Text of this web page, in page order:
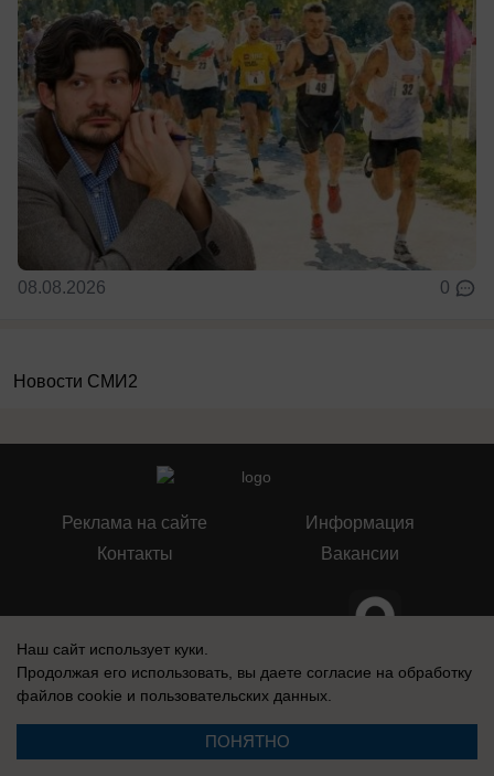
08.08.2026 0
Новости СМИ2
Реклама на сайте
Контакты
Информация
Вакансии
Запись о регистрации СМИ: Эл № ФС77-76112, выдано Федеральной
службой по надзору в сфере связи, информационных технологий и
массовых коммуникаций (Роскомнадзор) 12 июля 2019 г.
Наш сайт использует куки.
Продолжая его использовать, вы даете согласие на обработку
файлов cookie и пользовательских данных.
ПОНЯТНО